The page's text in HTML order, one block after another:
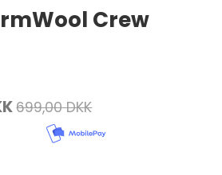
Crew
699,00 DKK